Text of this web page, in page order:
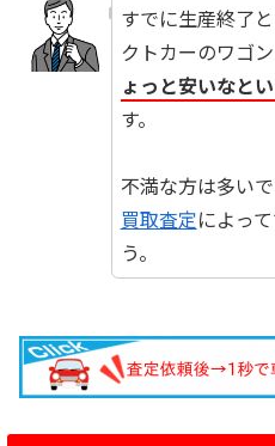
すでに生産終了
クトカーのワゴ
ょっと安いなと
す。
不満な方は多い
買取査定によっ
う。